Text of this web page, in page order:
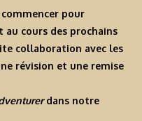
pour
au cours des prochains
collaboration avec les
révision et une remise
dans notre